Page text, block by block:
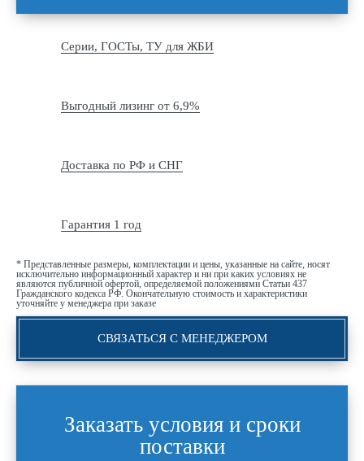
Серии, ГОСТы, ТУ для ЖБИ
Выгодный лизинг от 6,9%
Доставка по РФ и СНГ
Гарантия 1 год
* Представленные размеры, комплектации и цены, указанные на сайте, носят
исключительно информационный характер и ни при каких условиях не
являются публичной офертой, определяемой положениями Статьи 437
Гражданского кодекса РФ. Окончательную стоимость и характеристики
уточняйте у менеджера при заказе
СВЯЗАТЬСЯ С МЕНЕДЖЕРОМ
Заказать условия и сроки
поставки